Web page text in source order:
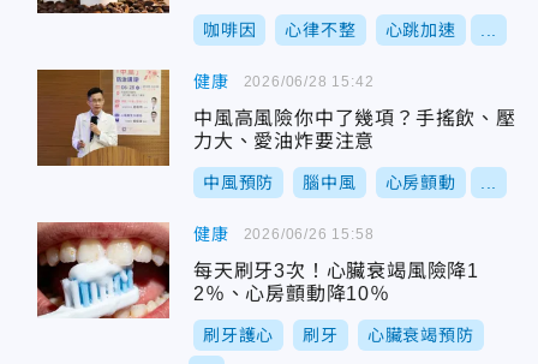
咖啡因 心律不整 心跳加速
健康
中風高風險你中了幾項？手搖飲、壓
力大、愛油炸要注意
中風預防 腦中風 心房顫動
2026/06/28 15:42
健康
每天刷牙3次！心臟衰竭風險降1
2％、心房顫動降10％
刷牙護心 刷牙 心臟衰竭預防
2026/06/26 15:58